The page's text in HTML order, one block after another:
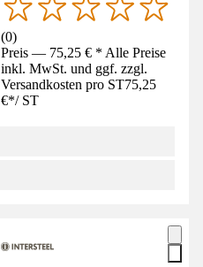
(0)
Preis — 75,25 € * Alle Preise
inkl. MwSt. und ggf. zzgl.
Versandkosten pro ST75,25
€*/ ST